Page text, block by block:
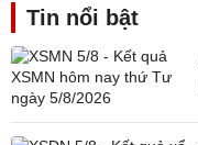
Tin nổi bật